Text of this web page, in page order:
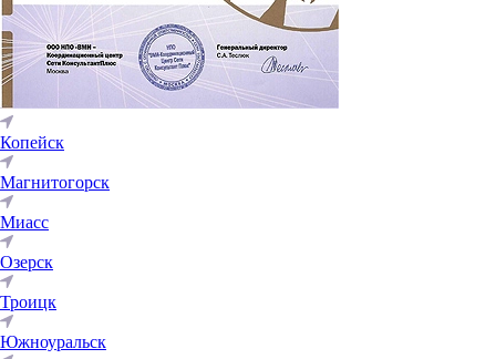
Копейск
Магнитогорск
Миасс
Озерск
Троицк
Южноуральск